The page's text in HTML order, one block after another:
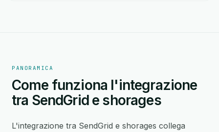
PANORAMICA
Come funziona l'integrazione
tra SendGrid e shorages
L'integrazione tra SendGrid e shorages collega